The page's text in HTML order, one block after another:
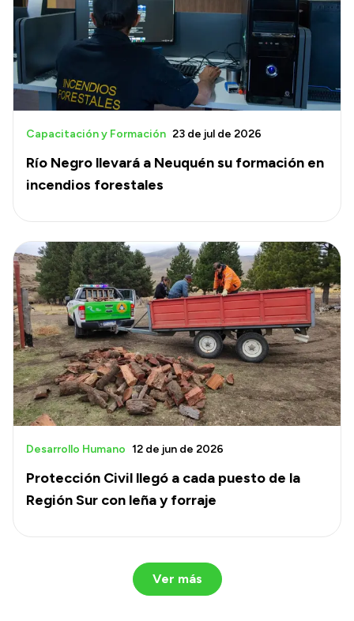
Río Negro llevará a Neuquén su formación en
incendios forestales
Capacitación y Formación 23 de jul de 2026
Protección Civil llegó a cada puesto de la
Región Sur con leña y forraje
Desarrollo Humano 12 de jun de 2026
Ver más